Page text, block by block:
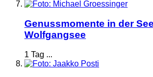
Genussmomente in der
Wolfgangsee
1 Tag ...